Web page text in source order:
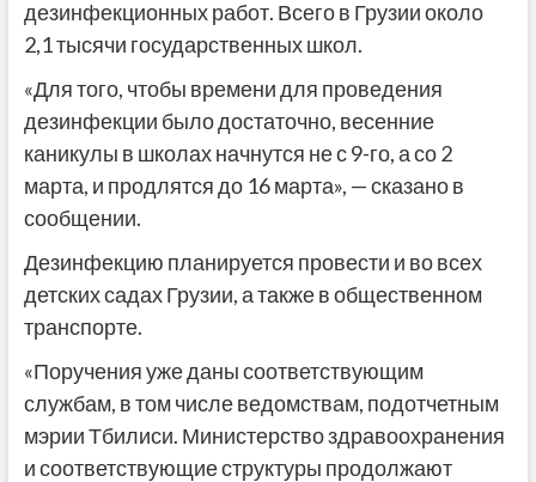
дезинфекционных работ. Всего в Грузии около
2,1 тысячи государственных школ.
«Для того, чтобы времени для проведения
дезинфекции было достаточно, весенние
каникулы в школах начнутся не с 9-го, а со 2
марта, и продлятся до 16 марта», — сказано в
сообщении.
Дезинфекцию планируется провести и во всех
детских садах Грузии, а также в общественном
транспорте.
«Поручения уже даны соответствующим
службам, в том числе ведомствам, подотчетным
мэрии Тбилиси. Министерство здравоохранения
и соответствующие структуры продолжают